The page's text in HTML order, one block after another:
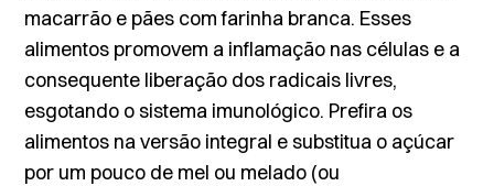
macarrão e pães com farinha branca. Esses
alimentos promovem a inflamação nas células e a
consequente liberação dos radicais livres,
esgotando o sistema imunológico. Prefira os
alimentos na versão integral e substitua o açúcar
por um pouco de mel ou melado (ou